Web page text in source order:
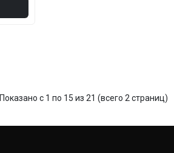
Показано с 1 по 15 из 21 (всего 2 страниц)